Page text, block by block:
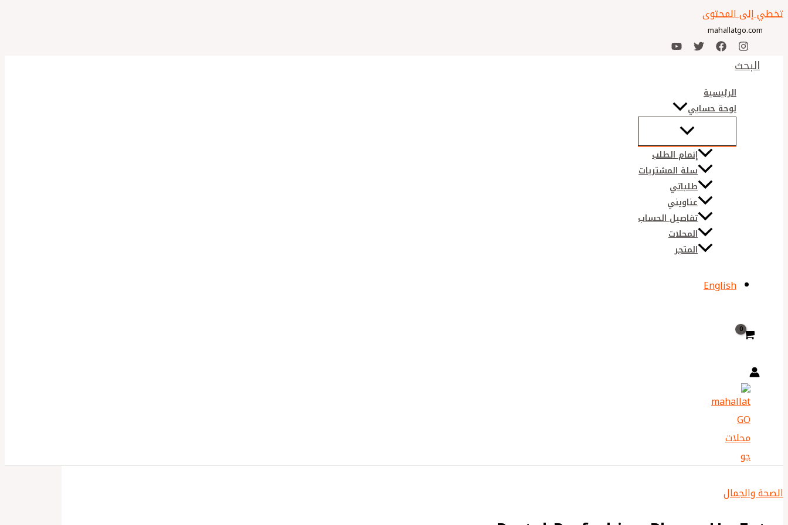
تخطي إلى المحتوى
mahallatgo.com
البحث
الرئيسية
لوحة حسابي
إتمام الطلب
سلة المشتريات
طلباتي
عناويني
تفاصيل الحساب
المحلات
المتجر
English
الصحة والجمال